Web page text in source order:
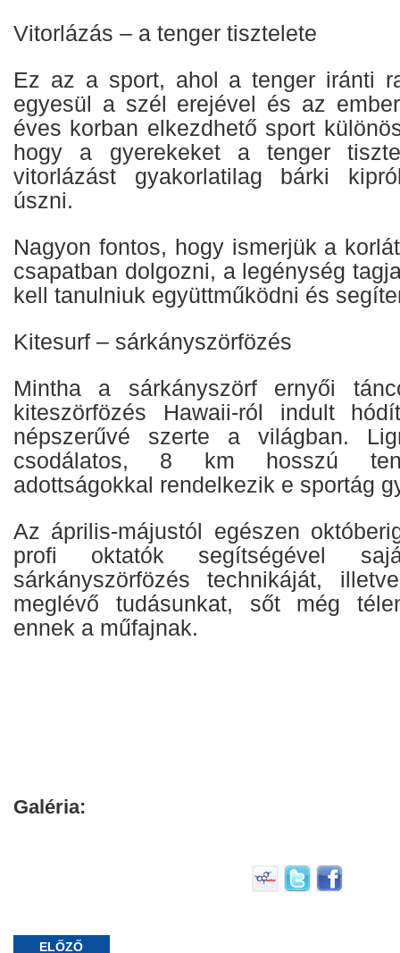
Vitorlázás – a tenger tisztelete
Ez az a sport, ahol a tenger iránti
egyesül a szél erejével és az
éves korban elkezdhető sport
hogy a gyerekeket a tenger
vitorlázást gyakorlatilag bárki
úszni.
Nagyon fontos, hogy ismerjük a
csapatban dolgozni, a legénység
kell tanulniuk együttműködni és
Kitesurf – sárkányszörfözés
Mintha a sárkányszörf ernyői
kiteszörfözés Hawaii-ról indult
népszerűvé szerte a világban.
csodálatos, 8 km hosszú
adottságokkal rendelkezik e sportág
Az április-májustól egészen
profi oktatók segítségével
sárkányszörfözés technikáját,
meglévő tudásunkat, sőt még
ennek a műfajnak.
Galéria:
ELŐZŐ